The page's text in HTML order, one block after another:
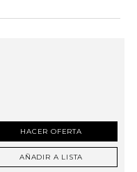
HACER OFERTA
AÑADIR A LISTA